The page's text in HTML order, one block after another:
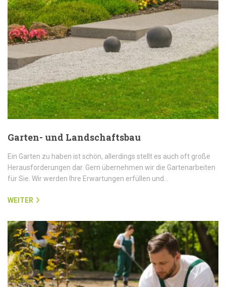
Garten- und Landschaftsbau
Ein Garten zu haben ist schön, allerdings stellt es auch oft große
Herausforderungen dar. Gern übernehmen wir die Gartenarbeiten
für Sie. Wir werden Ihre Erwartungen erfüllen und…
WEITER